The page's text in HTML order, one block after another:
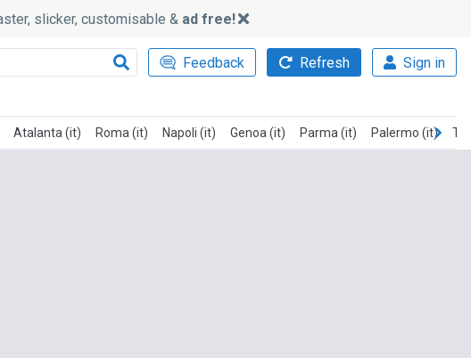
slicker, customisable & ad free!
Feedback Refresh Sign in
Atalanta (it) Roma (it) Napoli (it) Genoa (it) Parma (it) Palermo (it)